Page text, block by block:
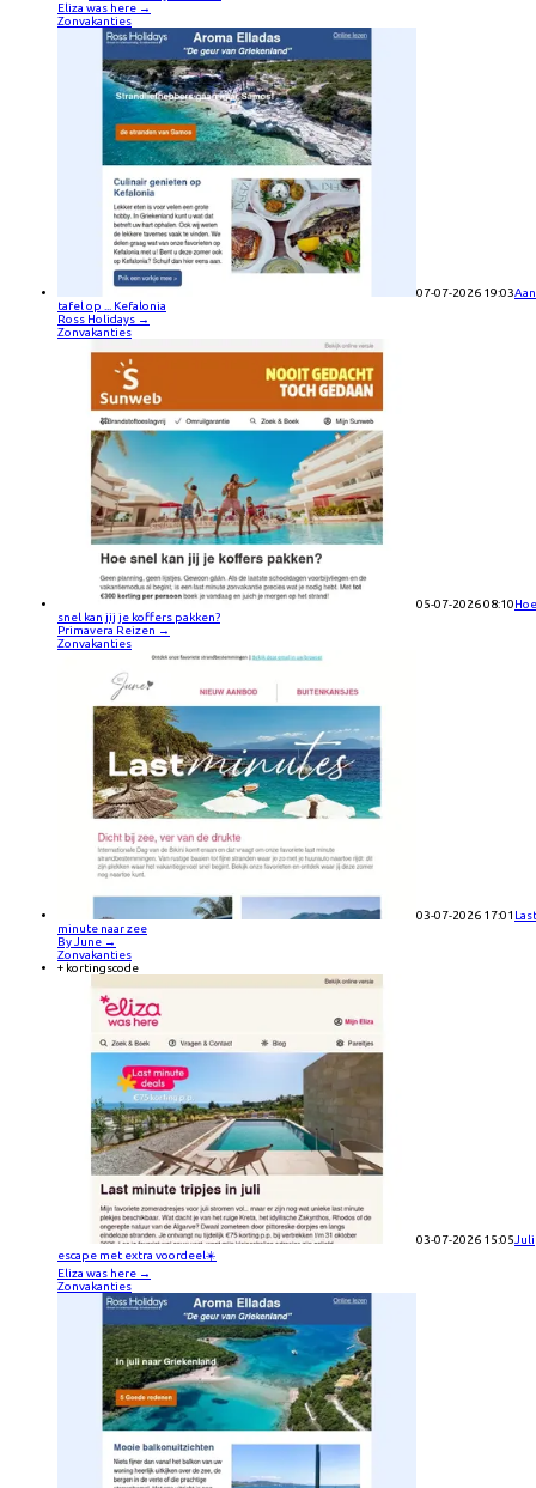
Eliza was here →
Zonvakanties
07-07-2026 19:03Aan
tafel op ... Kefalonia
Ross Holidays →
Zonvakanties
05-07-2026 08:10Hoe
snel kan jij je koffers pakken?
Primavera Reizen →
Zonvakanties
03-07-2026 17:01 Last
minute naar zee
By June →
Zonvakanties
+ kortingscode
03-07-2026 15:05 Juli
escape met extra voordeel☀️
Eliza was here →
Zonvakanties